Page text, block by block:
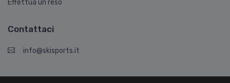
Effettua un reso
Contattaci
info@skisports.it